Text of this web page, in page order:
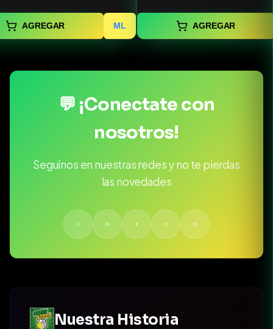
AGREGAR ML AGREGAR
💬 ¡Conectate con
nosotros!
Seguinos en nuestras redes y no te pierdas
las novedades
Nuestra Historia